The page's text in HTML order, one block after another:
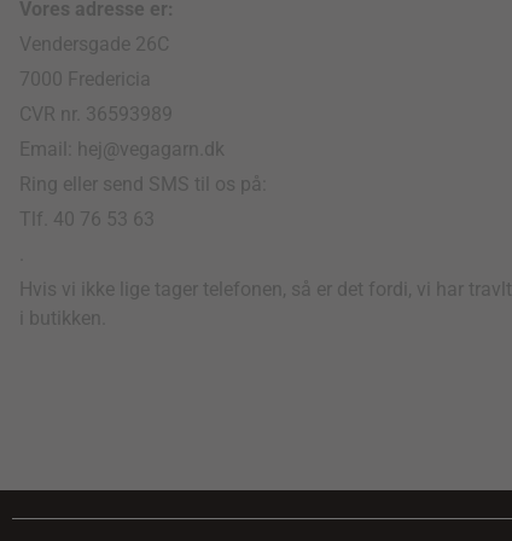
Vores adresse er:
Vendersgade 26C
7000 Fredericia
CVR nr. 36593989
Email: hej@vegagarn.dk
Ring eller send SMS til os på:
Tlf. 40 76 53 63
Hvis vi ikke lige tager telefonen, så er det fordi, vi har travlt
i butikken.